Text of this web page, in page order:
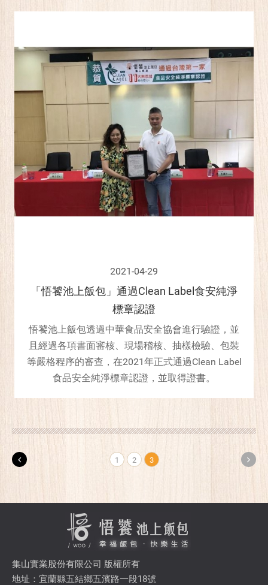
2021-04-29
「悟饕池上飯包」通過Clean Label食安純淨
標章認證
悟饕池上飯包透過中華食品安全協會進行驗證，並
且經過各項書面審核、現場稽核、抽樣檢驗、包裝
等嚴格程序的審查，在2021年正式通過Clean Label
食品安全純淨標章認證，並取得證書。
1 2 3
集山實業股份有限公司 版權所有
地址：宜蘭縣五結鄉五濱路一段18號